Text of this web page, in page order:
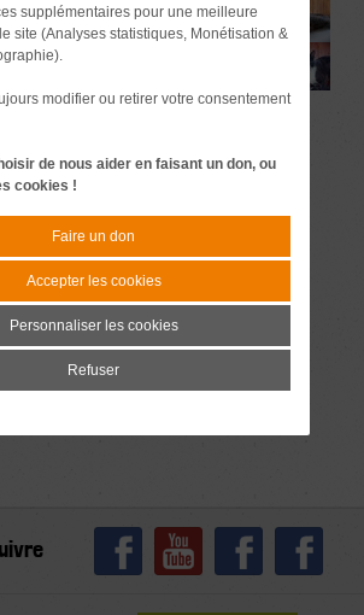
supplémentaires pour une meilleure
site (Analyses statistiques, Monétisation &
modifier ou retirer votre consentement
de nous aider en faisant un don, ou
cookies !
Faire un don
Accepter les cookies
Personnaliser les cookies
Refuser